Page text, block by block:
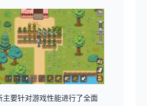
主要针对游戏性能进行了全面